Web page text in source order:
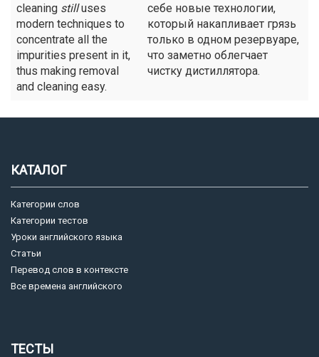
cleaning stilluses
modern techniques to
concentrate all the
impurities present in it,
thus making removal
and cleaning easy.
себе новые технологии,
который накапливает грязь
только в одном резервуаре,
что заметно облегчает
чистку дистиллятора.
КАТАЛОГ
Категории слов
Категории тестов
Уроки английского языка
Статьи
Перевод слов в контексте
Все времена английского
ТЕСТЫ